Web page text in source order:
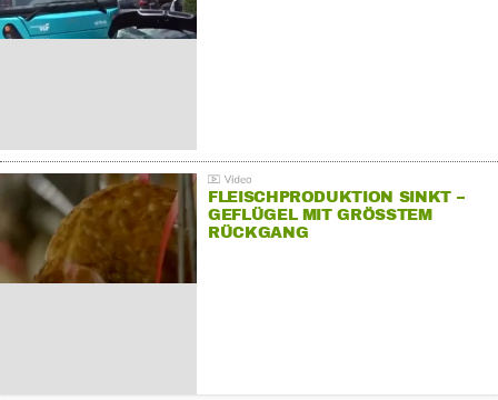
FLEISCHPRODUKTION SINKT –
GEFLÜGEL MIT GRÖSSTEM R
ÜCKGANG